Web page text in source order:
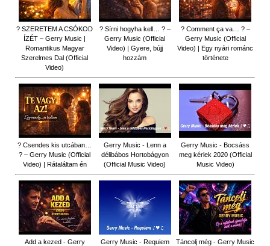
? SZERETEM A CSÓKOD
ÍZÉT – Gerry Music |
Romantikus Magyar
Szerelmes Dal (Official
Video)
? Sírni hogyha kell… ? –
Gerry Music (Official
Video) | Gyere, bújj
hozzám
? Comment ça va… ? –
Gerry Music (Official
Video) | Egy nyári románc
története
? Csendes kis utcában…
? – Gerry Music (Official
Video) | Rátaláltam én
Gerry Music - Lenn a
délibábos Hortobágyon
(Official Music Video)
Gerry Music - Bocsáss
meg kérlek 2020 (Official
Music Video)
Add a kezed - Gerry
Gerry Music - Requiem
Táncolj még - Gerry Music